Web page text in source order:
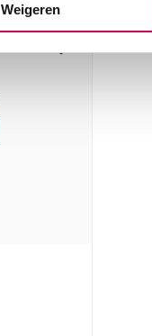
Weigeren